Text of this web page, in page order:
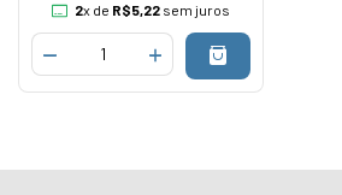
2x de R$5,22 sem juros